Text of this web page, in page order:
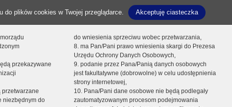
do plików cookies w Twojej przeglądarce. Akceptuję ciasteczka
przekazywane
niezbędnym do
do wniesienia sprzeciwu wobec przetwarzania,
8. ma Pan/Pani prawo wniesienia skargi do Prezesa
Urzędu Ochrony Danych Osobowych,
9. podanie przez Pana/Panią danych osobowych
jest fakultatywne (dobrowolne) w celu udostępnienia
strony internetowej,
10. Pana/Pani dane osobowe nie będą podlegały
zautomatyzowanym procesom podejmowania